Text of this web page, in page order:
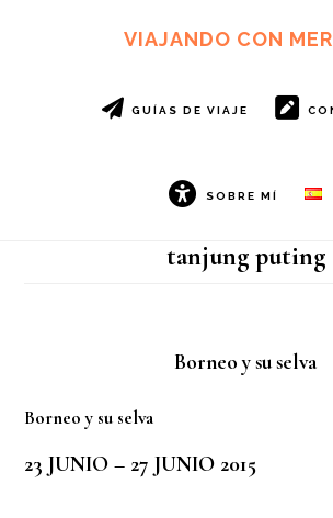
VIAJANDO CON
GUÍAS DE VIAJE
SOBRE MÍ
tanjung puting
Borneo y su selva
Borneo y su selva
23 JUNIO – 27 JUNIO 2015